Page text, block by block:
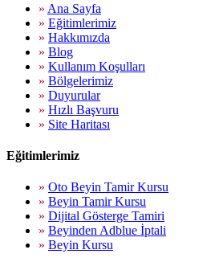
» Ana Sayfa
» Eğitimlerimiz
» Hakkımızda
» Blog
» Kullanım Koşulları
» Bölgelerimiz
» Duyurular
» Hızlı Başvuru
» Site Haritası
Eğitimlerimiz
» Oto Beyin Tamir Kursu
» Beyin Tamir Kursu
» Dijital Gösterge Tamiri
» Beyinden Adblue İptali
» Beyin Kursu